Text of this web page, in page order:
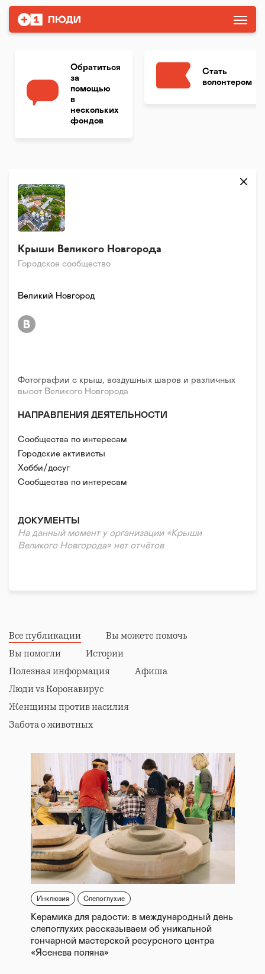
Обратиться
за
помощью
в
нескольких
фондов
Стать
волонтером
Городское сообщество
Крыши Великого Новгорода
Фотографии с крыш, воздушных шаров и различных
высот Великого Новгорода
НАПРАВЛЕНИЯ ДЕЯТЕЛЬНОСТИ
Сообщества по интересам
Городские активисты
Хобби/досуг
Сообщества по интересам
ДОКУМЕНТЫ
На данный момент у организации «Крыши
Великого Новгорода» нет отчётов
Великий Новгород
Все публикации
Вы можете помочь
Вы помогли
Истории
Полезная информация
Афиша
Люди vs Коронавирус
Женщины против насилия
Забота о животных
Инклюзия Слепоглухие
Керамика для радости: в международный день
слепоглухих рассказываем об уникальной
гончарной мастерской ресурсного центра
«Ясенева поляна»